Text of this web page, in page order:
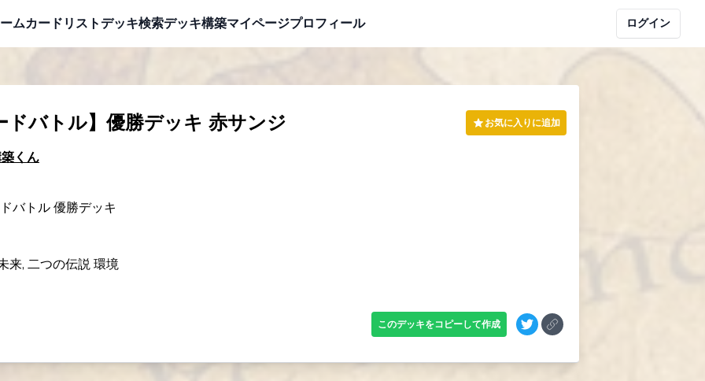
ムカードリストデッキ検索デッキ構築マイページプロフィール ログイン
バトル】優勝デッキ 赤サンジ お気に入りに追加
くん
バトル 優勝デッキ
来, 二つの伝説 環境
このデッキをコピーして作成